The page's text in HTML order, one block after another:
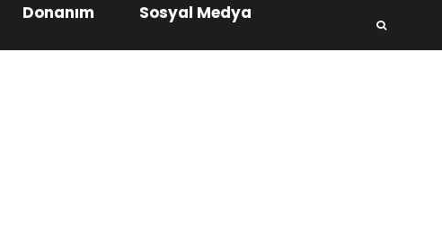
Donanım
Sosyal Medya